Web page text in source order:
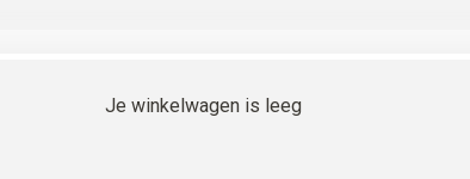
Je winkelwagen is leeg